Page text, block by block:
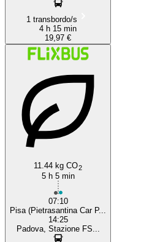
1 transbordo/s
4 h 15 min
19,97 €
11.44 kg CO2
5 h 5 min
07:10
Pisa (Pietrasantina Car P...
14:25
Padova, Stazione FS...